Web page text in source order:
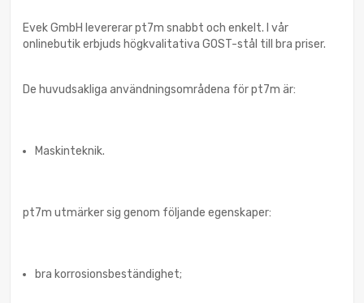
Evek GmbH levererar pt7m snabbt och enkelt. I vår
onlinebutik erbjuds högkvalitativa GOST-stål till bra priser.
De huvudsakliga användningsområdena för pt7m är:
Maskinteknik.
pt7m utmärker sig genom följande egenskaper:
bra korrosionsbeständighet;